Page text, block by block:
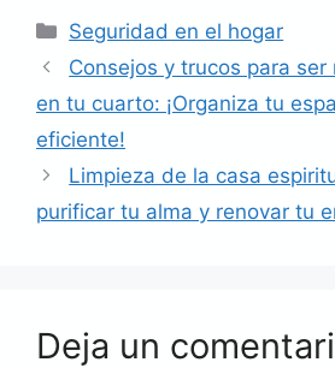
Categorías
Seguridad en el hogar
Consejos y trucos para ser
en tu cuarto: ¡Organiza tu
eficiente!
Limpieza de la casa
purificar tu alma y renovar tu
Deja un